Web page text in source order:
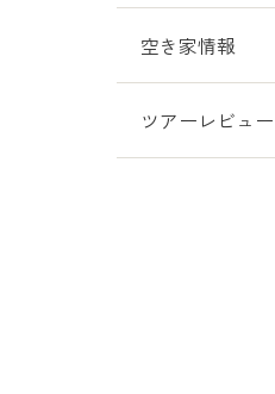
空き家情報
ツアーレビュー